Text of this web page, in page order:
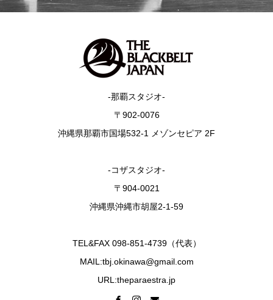
-那覇スタジオ-
〒902-0076
沖縄県那覇市国場532-1 メゾンセピア 2F
-コザスタジオ-
〒904-0021
沖縄県沖縄市胡屋2-1-59
TEL&FAX 098-851-4739（代表）
MAIL:tbj.okinawa@gmail.com
URL:theparaestra.jp